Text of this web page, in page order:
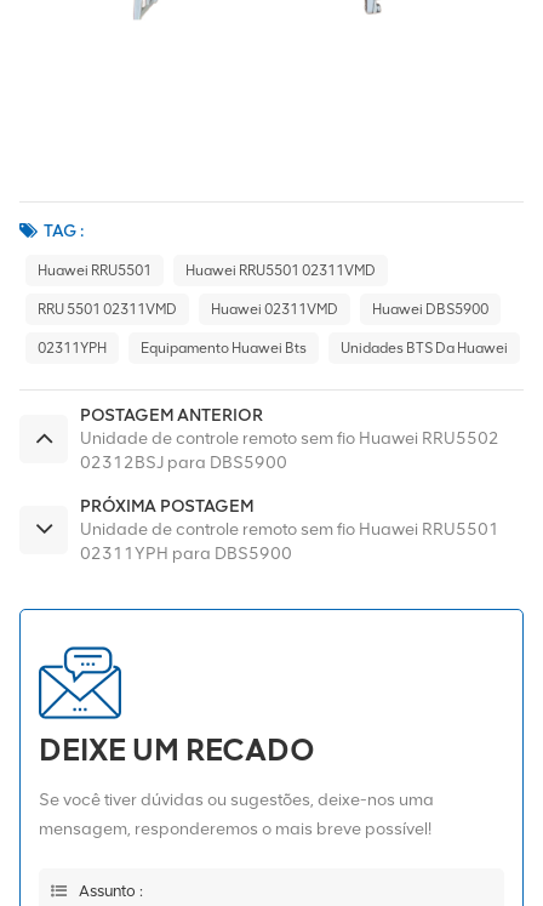
TAG :
Huawei RRU5501 Huawei RRU5501 02311VMD
RRU 5501 02311VMD Huawei 02311VMD Huawei DBS5900
02311YPH Equipamento Huawei Bts Unidades BTS Da Huawei
POSTAGEM ANTERIOR
Unidade de controle remoto sem fio Huawei RRU5502
02312BSJ para DBS5900
PRÓXIMA POSTAGEM
Unidade de controle remoto sem fio Huawei RRU5501
02311YPH para DBS5900
DEIXE UM RECADO
Se você tiver dúvidas ou sugestões, deixe-nos uma
mensagem, responderemos o mais breve possível!
Assunto :